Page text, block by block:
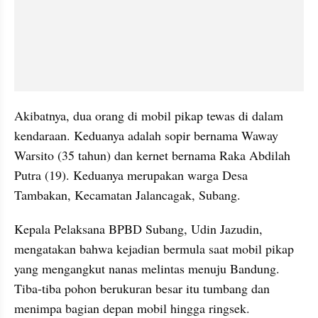
Akibatnya, dua orang di mobil pikap tewas di dalam
kendaraan. Keduanya adalah sopir bernama Waway
Warsito (35 tahun) dan kernet bernama Raka Abdilah
Putra (19). Keduanya merupakan warga Desa
Tambakan, Kecamatan Jalancagak, Subang.
Kepala Pelaksana BPBD Subang, Udin Jazudin,
mengatakan bahwa kejadian bermula saat mobil pikap
yang mengangkut nanas melintas menuju Bandung.
Tiba-tiba pohon berukuran besar itu tumbang dan
menimpa bagian depan mobil hingga ringsek.